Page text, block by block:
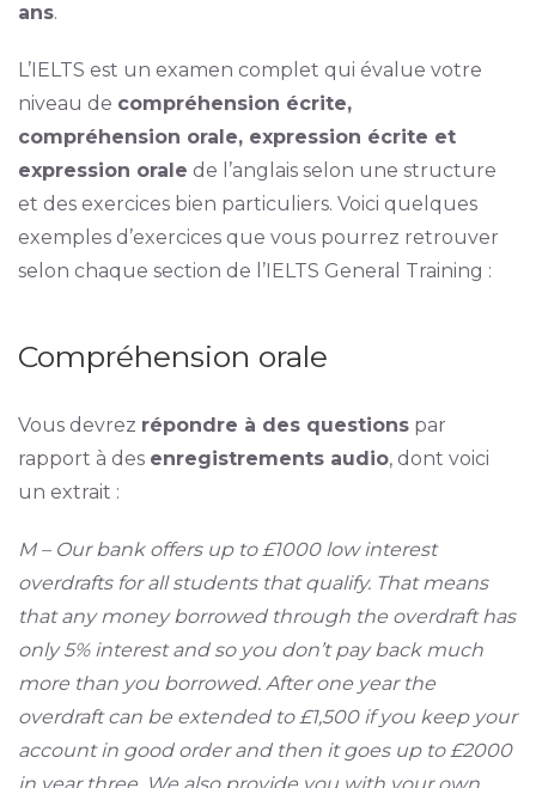
ans.
L’IELTS est un examen complet qui évalue votre
niveau de compréhension écrite,
compréhension orale, expression écrite et
expression orale de l’anglais selon une structure
et des exercices bien particuliers. Voici quelques
exemples d’exercices que vous pourrez retrouver
selon chaque section de l’IELTS General Training :
Compréhension orale
Vous devrez répondre à des questionspar
rapport à des enregistrements audio, dont voici
un extrait :
M – Our bank offers up to £1000 low interest
overdrafts for all students that qualify. That means
that any money borrowed through the overdraft has
only 5% interest and so you don’t pay back much
more than you borrowed. After one year the
overdraft can be extended to £1,500 if you keep your
account in good order and then it goes up to £2000